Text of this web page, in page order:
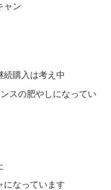
ャン
続購入は考え中
スの肥やしになってい
になっています